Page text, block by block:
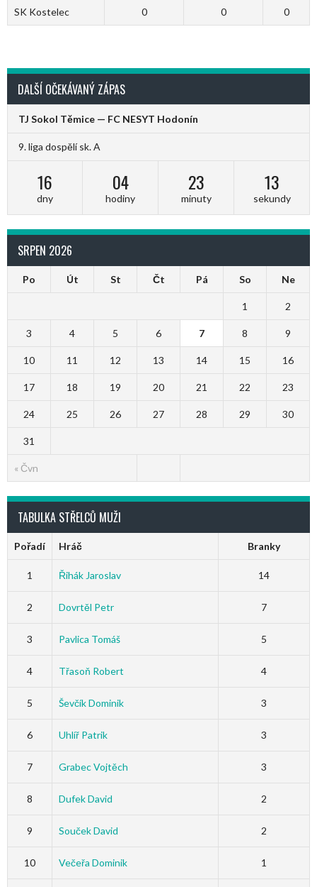
SK Kostelec 0 0 0
DALŠÍ OČEKÁVANÝ ZÁPAS
TJ Sokol Těmice — FC NESYT Hodonín
9. liga dospělí sk. A
16
dny
04
hodiny
23
minuty
13
sekundy
SRPEN 2026
Po Út St Čt Pá So Ne
« Čvn
1 2
3 4 5 6 7 8 9
10 11 12 13 14 15 16
17 18 19 20 21 22 23
24 25 26 27 28 29 30
31
TABULKA STŘELCŮ MUŽI
Pořadí Hráč Branky
1 Řihák Jaroslav 14
2 Dovrtěl Petr 7
3 Pavlica Tomáš 5
4 Třasoň Robert 4
5 Ševčík Dominik 3
6 Uhlíř Patrik 3
7 Grabec Vojtěch 3
8 Dufek David 2
9 Souček David 2
10 Večeřa Dominik 1